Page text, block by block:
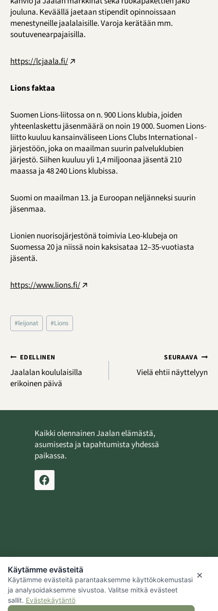
jouluna. Keväällä jaetaan stipendit opinnoissaan
menestyneille jaalalaisille. Varoja kerätään mm.
soutuvenearpajaisilla.
https://lcjaala.fi/
Lions faktaa
Suomen Lions-liitossa on n. 900 Lions klubia, joiden
yhteenlaskettu jäsenmäärä on noin 19 000. Suomen Lions-
liitto kuuluu kansainväliseen Lions Clubs International -
järjestöön, joka on maailman suurin palveluklubien
järjestö. Siihen kuuluu yli 1,4 miljoonaa jäsentä 210
maassa ja 48 240 Lions klubissa.
Suomi on maailman 13. ja Euroopan neljänneksi suurin
jäsenmaa.
Lionien nuorisojärjestönä toimivia Leo-klubeja on
Suomessa 20 ja niissä noin kaksisataa 12–35-vuotiasta
jäsentä.
https://www.lions.fi/
Avainsanat:
#leijonat #Lions
Artikkelien
selaus
EDELLINEN
Jaalalan koululaisilla
erikoinen päivä
SEURAAVA
Vielä ehtii näyttelyyn
Kaikki olennainen Jaalan elämästä,
asumisesta ja tapahtumista yhdessä
paikassa.
Jaalan kotiseutusäätiö
Kouvolan kaupunki
×
Käytämme evästeitä
Käytämme evästeitä parantaaksemme käyttökokemustasi
ja analysoidaksemme sivustoa. Valitse mitkä evästeet
sallit. Evästekäytäntö